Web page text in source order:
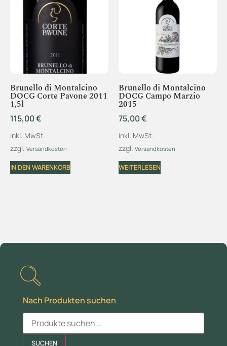
Brunello di Montalcino
DOCG Corte Pavone 2011
1,5l
115,00€
inkl. MwSt.
zzgl. Versandkosten
IN DEN WARENKORB
Brunello di Montalcino
DOCG Campo Marzio
2015
75,00€
inkl. MwSt.
zzgl. Versandkosten
WEITERLESEN
Nach Produkten suchen
SUCHEN